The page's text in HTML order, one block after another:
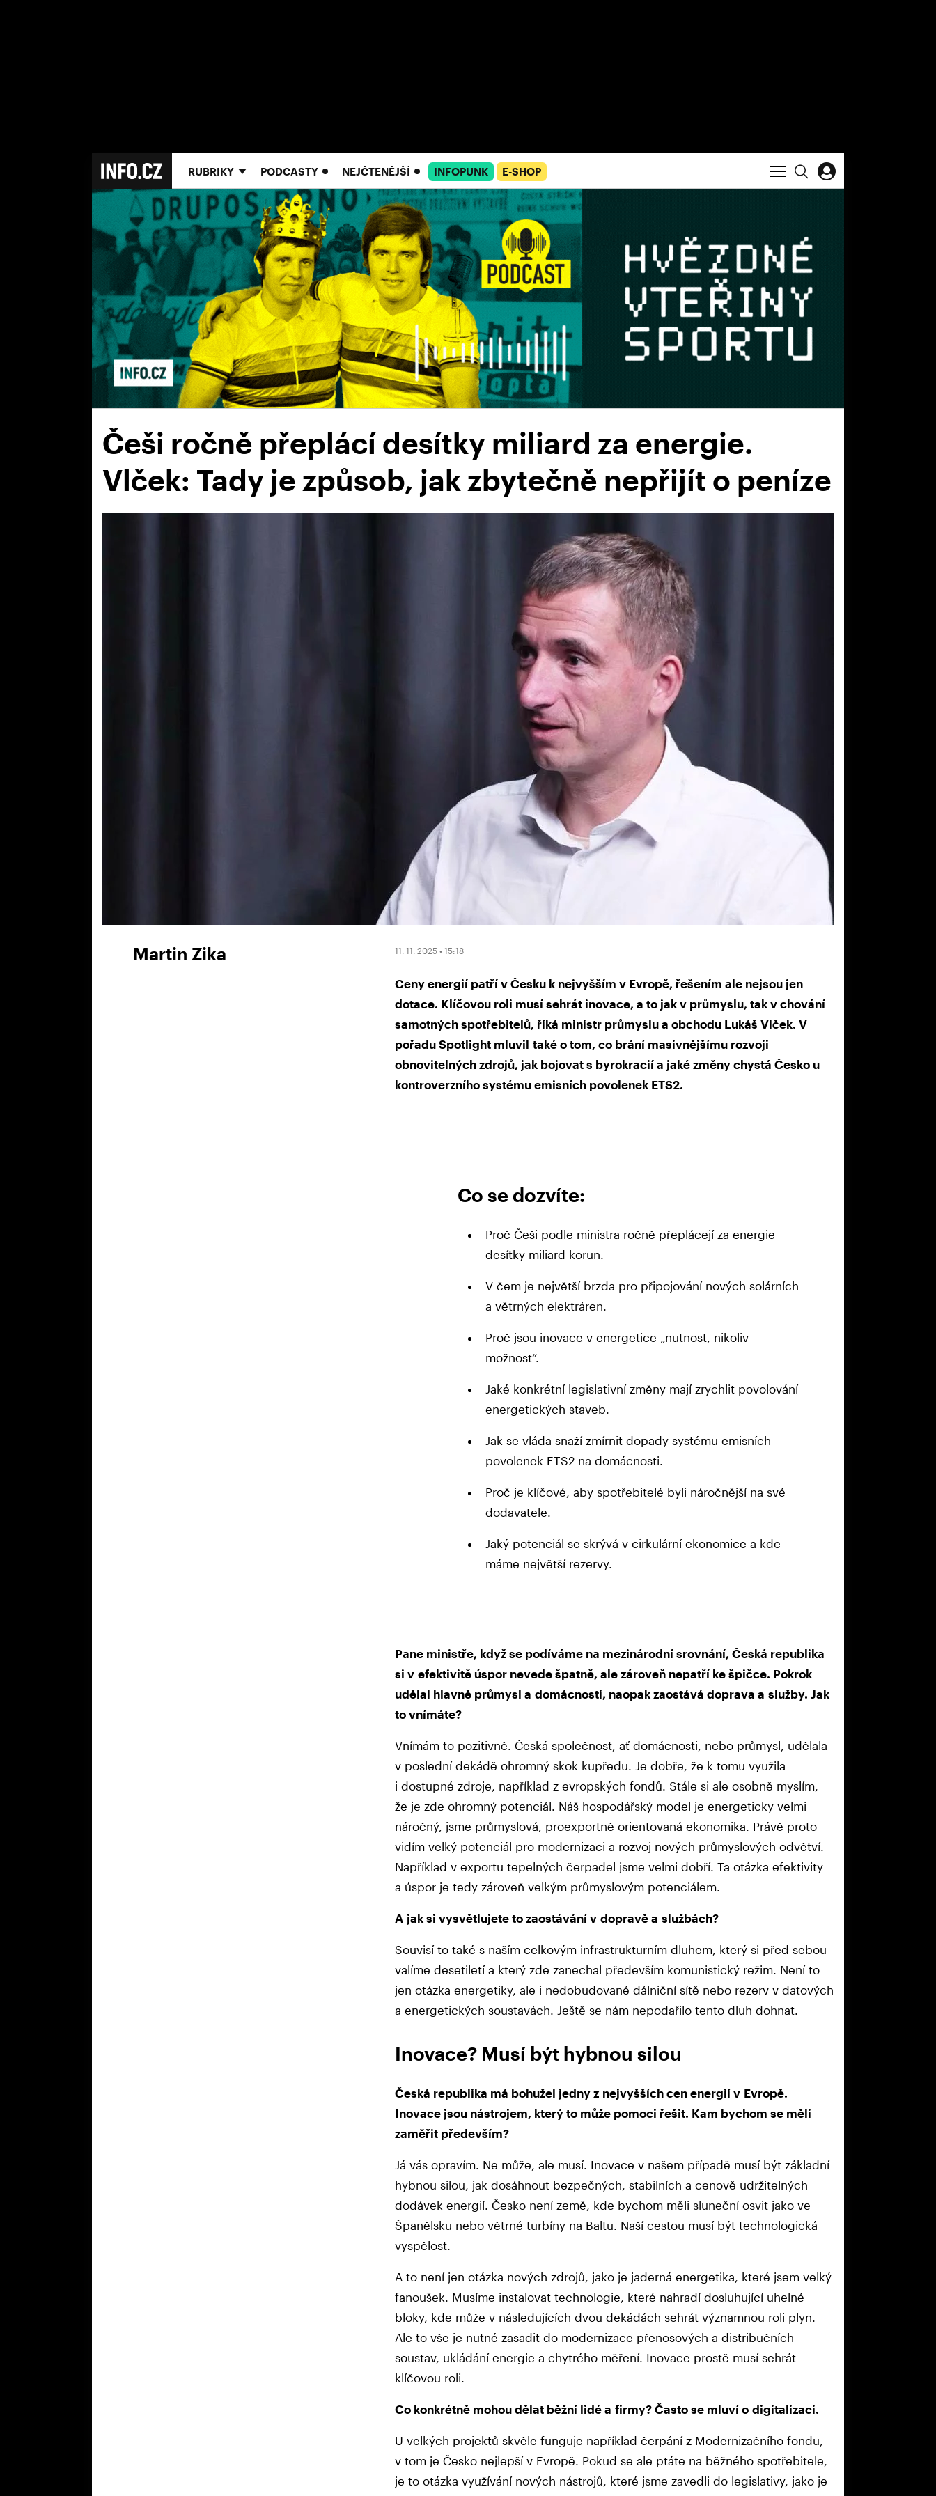
RUBRIKY PODCASTY NEJČTENĚJŠÍ INFOPUNK E-SHOP
Češi ročně přeplácí desítky miliard za energie.
Vlček: Tady je způsob, jak zbytečně nepřijít o peníze
Martin Zika 11. 11. 2025 • 15:18
Ceny energií patří v Česku k nejvyšším v Evropě, řešením ale nejsou jen
dotace. Klíčovou roli musí sehrát inovace, a to jak v průmyslu, tak v chování
samotných spotřebitelů, říká ministr průmyslu a obchodu Lukáš Vlček. V
pořadu Spotlight mluvil také o tom, co brání masivnějšímu rozvoji
obnovitelných zdrojů, jak bojovat s byrokracií a jaké změny chystá Česko u
kontroverzního systému emisních povolenek ETS2.
Co se dozvíte:
Proč Češi podle ministra ročně přeplácejí za energie
desítky miliard korun.
V čem je největší brzda pro připojování nových solárních
a větrných elektráren.
Proč jsou inovace v energetice „nutnost, nikoliv
možnost“.
Jaké konkrétní legislativní změny mají zrychlit povolování
energetických staveb.
Jak se vláda snaží zmírnit dopady systému emisních
povolenek ETS2 na domácnosti.
Proč je klíčové, aby spotřebitelé byli náročnější na své
dodavatele.
Jaký potenciál se skrývá v cirkulární ekonomice a kde
máme největší rezervy.
Pane ministře, když se podíváme na mezinárodní srovnání, Česká republika
si v efektivitě úspor nevede špatně, ale zároveň nepatří ke špičce. Pokrok
udělal hlavně průmysl a domácnosti, naopak zaostává doprava a služby. Jak
to vnímáte?
Vnímám to pozitivně. Česká společnost, ať domácnosti, nebo průmysl, udělala
v poslední dekádě ohromný skok kupředu. Je dobře, že k tomu využila
i dostupné zdroje, například z evropských fondů. Stále si ale osobně myslím,
že je zde ohromný potenciál. Náš hospodářský model je energeticky velmi
náročný, jsme průmyslová, proexportně orientovaná ekonomika. Právě proto
vidím velký potenciál pro modernizaci a rozvoj nových průmyslových odvětví.
Například v exportu tepelných čerpadel jsme velmi dobří. Ta otázka efektivity
a úspor je tedy zároveň velkým průmyslovým potenciálem.
A jak si vysvětlujete to zaostávání v dopravě a službách?
Souvisí to také s naším celkovým infrastrukturním dluhem, který si před sebou
valíme desetiletí a který zde zanechal především komunistický režim. Není to
jen otázka energetiky, ale i nedobudované dálniční sítě nebo rezerv v datových
a energetických soustavách. Ještě se nám nepodařilo tento dluh dohnat.
Inovace? Musí být hybnou silou
Česká republika má bohužel jedny z nejvyšších cen energií v Evropě.
Inovace jsou nástrojem, který to může pomoci řešit. Kam bychom se měli
zaměřit především?
Já vás opravím. Ne může, ale musí. Inovace v našem případě musí být základní
hybnou silou, jak dosáhnout bezpečných, stabilních a cenově udržitelných
dodávek energií. Česko není země, kde bychom měli sluneční osvit jako ve
Španělsku nebo větrné turbíny na Baltu. Naší cestou musí být technologická
vyspělost.
A to není jen otázka nových zdrojů, jako je jaderná energetika, které jsem velký
fanoušek. Musíme instalovat technologie, které nahradí dosluhující uhelné
bloky, kde může v následujících dvou dekádách sehrát významnou roli plyn.
Ale to vše je nutné zasadit do modernizace přenosových a distribučních
soustav, ukládání energie a chytrého měření. Inovace prostě musí sehrát
klíčovou roli.
Co konkrétně mohou dělat běžní lidé a firmy? Často se mluví o digitalizaci.
U velkých projektů skvěle funguje například čerpání z Modernizačního fondu,
v tom je Česko nejlepší v Evropě. Pokud se ale ptáte na běžného spotřebitele,
je to otázka využívání nových nástrojů, které jsme zavedli do legislativy, jako je